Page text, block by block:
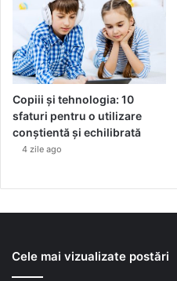
Copiii și tehnologia: 10
sfaturi pentru o utilizare
conștientă și echilibrată
4 zile ago
Cele mai vizualizate postări